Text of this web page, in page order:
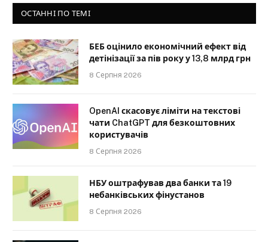
ОСТАННІ ПО ТЕМІ
БЕБ оцінило економічний ефект від
детінізації за пів року у 13,8 млрд грн
8 Серпня 2026
OpenAI скасовує ліміти на текстові
чати ChatGPT для безкоштовних
користувачів
8 Серпня 2026
НБУ оштрафував два банки та 19
небанківських фінустанов
8 Серпня 2026